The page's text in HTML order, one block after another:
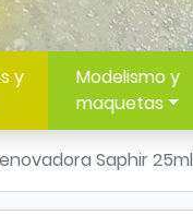
y
Modelismo y
maquetas
Saphir 25ml